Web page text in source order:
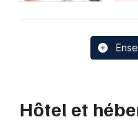
Hôtel et